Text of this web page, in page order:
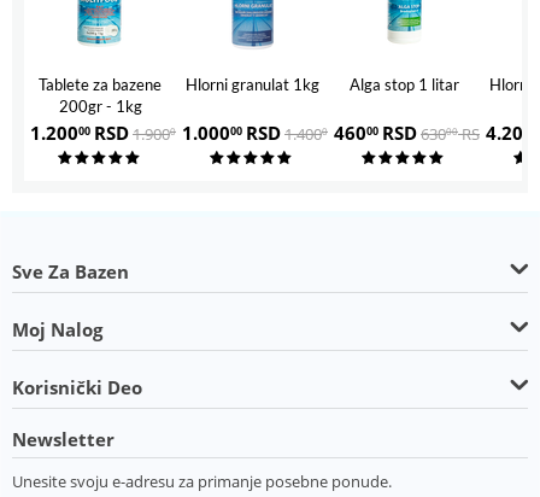
Tablete za bazene
200gr - 1kg
1.20000 RSD1.90000 RSD
Hlorni granulat 1kg
1.00000 RSD1.40000 RSD
Alga stop 1 litar
46000 RSD63000 RSD
Hlorni
4.200
Sve Za Bazen
Moj Nalog
Korisnički Deo
Newsletter
Unesite svoju e-adresu za primanje posebne ponude.